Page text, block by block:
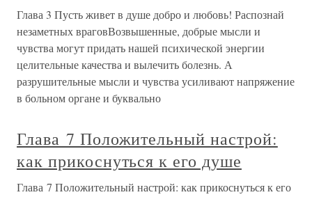
Глава 3 Пусть живет в душе добро и любовь! Распознай
незаметных враговВозвышенные, добрые мысли и
чувства могут придать нашей психической энергии
целительные качества и вылечить болезнь. А
разрушительные мысли и чувства усиливают напряжение
в больном органе и буквально
Глава 7 Положительный настрой:
как прикоснуться к его душе
Глава 7 Положительный настрой: как прикоснуться к его